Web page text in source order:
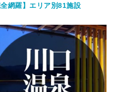
網羅】エリア別81施設